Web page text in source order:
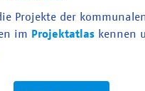
Projekte der
im Projektatlas kennen